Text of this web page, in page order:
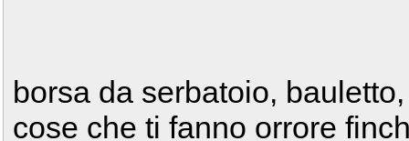
borsa da serbatoio,
cose che ti fanno orrore